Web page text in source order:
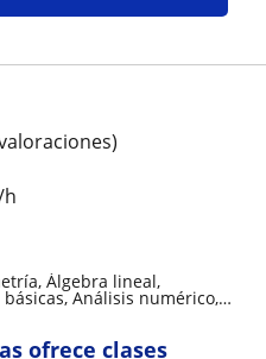
Álgebra lineal,
Análisis numérico,
de números
ofrece clases